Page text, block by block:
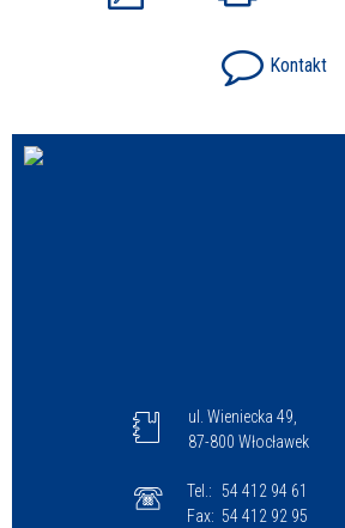
Kontakt
ul. Wieniecka 49,
87-800 Włocławek
Tel.: 54 412 94 61
Fax: 54 412 92 95